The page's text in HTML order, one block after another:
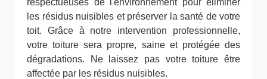
respectueuses de l'environnement pour éliminer
les résidus nuisibles et préserver la santé de votre
toit. Grâce à notre intervention professionnelle,
votre toiture sera propre, saine et protégée des
dégradations. Ne laissez pas votre toiture être
affectée par les résidus nuisibles.